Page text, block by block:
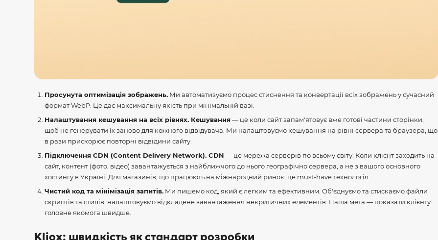
Просунута оптимізація зображень. Ми автоматизуємо процес стиснення та конвертації всіх зображень у сучасний
формат WebP. Це дає максимальну якість при мінімальній вазі.
Налаштування кешування на всіх рівнях. Кешування — це коли сайт запам'ятовує вже готові частини сторінки,
щоб не генерувати їх заново для кожного відвідувача. Ми налаштовуємо кешування на рівні сервера та браузера, що
в рази прискорює повторні відвідини сайту.
Підключення CDN (Content Delivery Network). CDN — це мережа серверів по всьому світу. Коли клієнт заходить на
сайт, контент (фото, відео) завантажується з найближчого до нього географічно сервера, а не з вашого основного
хостингу в Україні. Для магазинів, що працюють на міжнародний ринок, це must-have технологія.
Чистий код та мінімізація запитів. Ми пишемо код, який є легким та ефективним. Об'єднуємо та стискаємо файли
скриптів та стилів, налаштовуємо відкладене завантаження некритичних елементів. Наша мета — показати клієнту
головне якомога швидше.
Kliox: швидкість як стандарт розробки